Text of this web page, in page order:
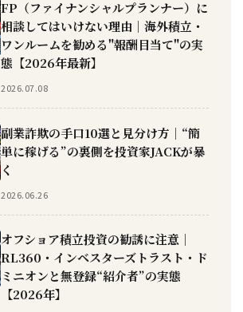
FP（ファイナンシャルプランナー）に
相談してはいけない理由｜海外積立・
ワンルームを勧める"報酬目当て"の実
態【2026年最新】
2026.07.08
副業詐欺の手口10選と見分け方｜“簡
単に稼げる”の裏側を投資家JACKが暴
く
2026.06.26
オフショア積立投資の勧誘に注意｜
RL360・インベスターズトラスト・ド
ミニオンと無登録“紹介者”の実態
【2026年】